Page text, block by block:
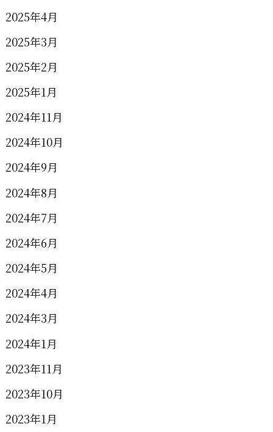
2025年4月
2025年3月
2025年2月
2025年1月
2024年11月
2024年10月
2024年9月
2024年8月
2024年7月
2024年6月
2024年5月
2024年4月
2024年3月
2024年1月
2023年11月
2023年10月
2023年1月